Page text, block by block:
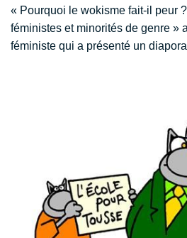
« Pourquoi le wokisme fait-il peur
féministes et minorités de genre »
féministe qui a présenté un